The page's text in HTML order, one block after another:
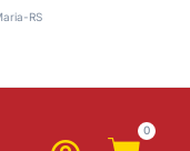
RS
0